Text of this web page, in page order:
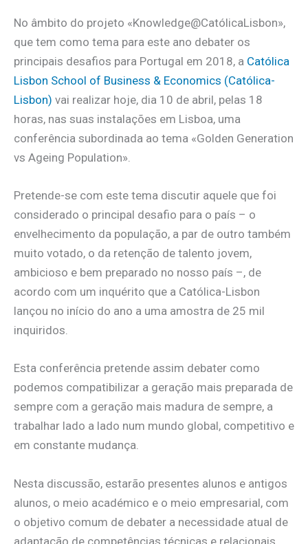
No âmbito do projeto «Knowledge@CatólicaLisbon»,
que tem como tema para este ano debater os
principais desafios para Portugal em 2018, a Católica
Lisbon School of Business & Economics (Católica-
Lisbon) vai realizar hoje, dia 10 de abril, pelas 18
horas, nas suas instalações em Lisboa, uma
conferência subordinada ao tema «Golden Generation
vs Ageing Population».
Pretende-se com este tema discutir aquele que foi
considerado o principal desafio para o país – o
envelhecimento da população, a par de outro também
muito votado, o da retenção de talento jovem,
ambicioso e bem preparado no nosso país –, de
acordo com um inquérito que a Católica-Lisbon
lançou no início do ano a uma amostra de 25 mil
inquiridos.
Esta conferência pretende assim debater como
podemos compatibilizar a geração mais preparada de
sempre com a geração mais madura de sempre, a
trabalhar lado a lado num mundo global, competitivo e
em constante mudança.
Nesta discussão, estarão presentes alunos e antigos
alunos, o meio académico e o meio empresarial, com
o objetivo comum de debater a necessidade atual de
adaptação de competências técnicas e relacionais